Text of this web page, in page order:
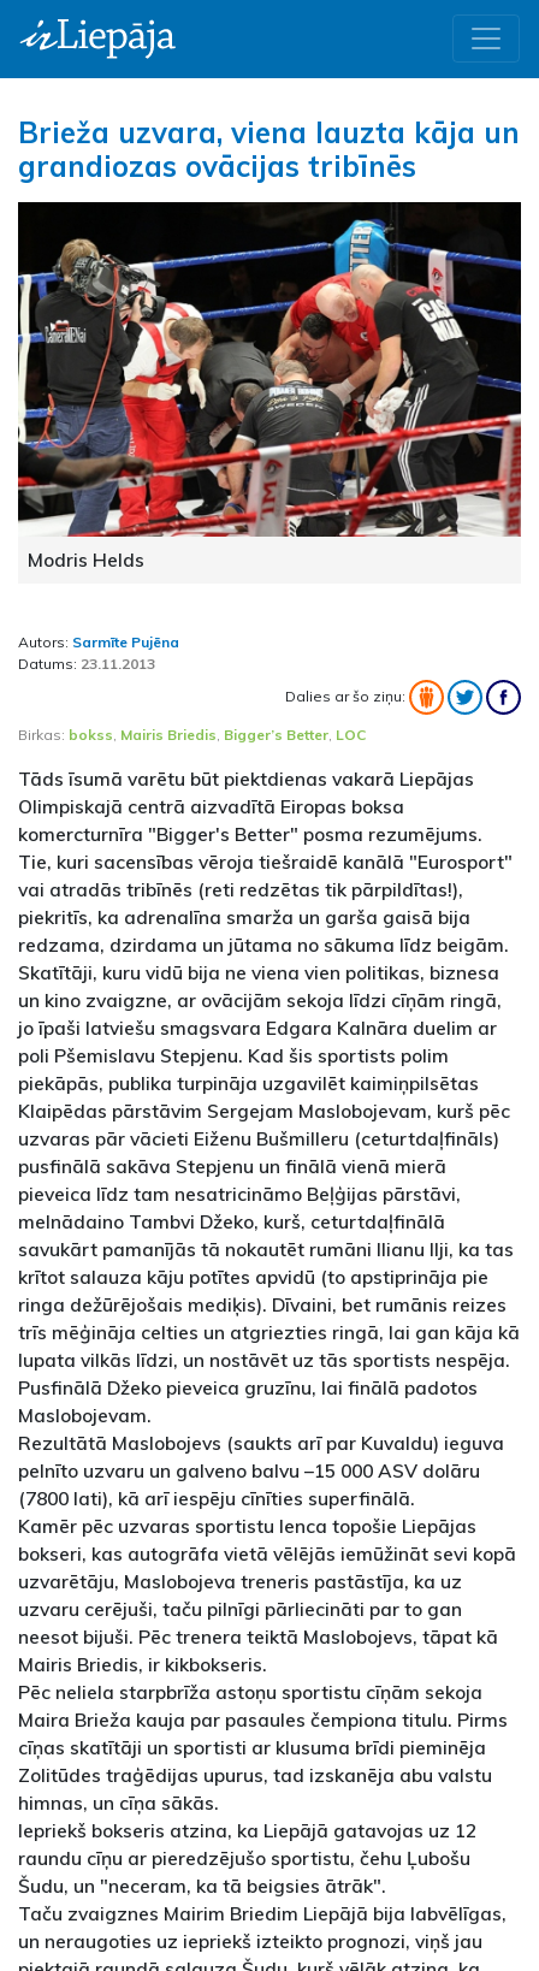
Brieža uzvara, viena lauzta kāja un
grandiozas ovācijas tribīnēs
Modris Helds
Autors: Sarmīte Pujēna
Datums: 23.11.2013
Dalies ar šo ziņu:
Birkas: bokss Mairis Briedis Bigger’s Better LOC
Tāds īsumā varētu būt piektdienas vakarā Liepājas
Olimpiskajā centrā aizvadītā Eiropas boksa
komercturnīra "Bigger's Better" posma rezumējums.
Tie, kuri sacensības vēroja tiešraidē kanālā "Eurosport"
vai atradās tribīnēs (reti redzētas tik pārpildītas!),
piekritīs, ka adrenalīna smarža un garša gaisā bija
redzama, dzirdama un jūtama no sākuma līdz beigām.
Skatītāji, kuru vidū bija ne viena vien politikas, biznesa
un kino zvaigzne, ar ovācijām sekoja līdzi cīņām ringā,
jo īpaši latviešu smagsvara Edgara Kalnāra duelim ar
poli Pšemislavu Stepjenu. Kad šis sportists polim
piekāpās, publika turpināja uzgavilēt kaimiņpilsētas
Klaipēdas pārstāvim Sergejam Maslobojevam, kurš pēc
uzvaras pār vācieti Eiženu Bušmilleru (ceturtdaļfināls)
pusfinālā sakāva Stepjenu un finālā vienā mierā
pieveica līdz tam nesatricināmo Beļģijas pārstāvi,
melnādaino Tambvi Džeko, kurš, ceturtdaļfinālā
savukārt pamanījās tā nokautēt rumāni Ilianu Ilji, ka tas
krītot salauza kāju potītes apvidū (to apstiprināja pie
ringa dežūrējošais mediķis). Dīvaini, bet rumānis reizes
trīs mēģināja celties un atgriezties ringā, lai gan kāja kā
lupata vilkās līdzi, un nostāvēt uz tās sportists nespēja.
Pusfinālā Džeko pieveica gruzīnu, lai finālā padotos
Maslobojevam.
Rezultātā Maslobojevs (saukts arī par Kuvaldu) ieguva
pelnīto uzvaru un galveno balvu –15 000 ASV dolāru
(7800 lati), kā arī iespēju cīnīties superfinālā.
Kamēr pēc uzvaras sportistu lenca topošie Liepājas
bokseri, kas autogrāfa vietā vēlējās iemūžināt sevi kopā
uzvarētāju, Maslobojeva treneris pastāstīja, ka uz
uzvaru cerējuši, taču pilnīgi pārliecināti par to gan
neesot bijuši. Pēc trenera teiktā Maslobojevs, tāpat kā
Mairis Briedis, ir kikbokseris.
Pēc neliela starpbrīža astoņu sportistu cīņām sekoja
Maira Brieža kauja par pasaules čempiona titulu. Pirms
cīņas skatītāji un sportisti ar klusuma brīdi pieminēja
Zolitūdes traģēdijas upurus, tad izskanēja abu valstu
himnas, un cīņa sākās.
Iepriekš bokseris atzina, ka Liepājā gatavojas uz 12
raundu cīņu ar pieredzējušo sportistu, čehu Ļubošu
Šudu, un "neceram, ka tā beigsies ātrāk".
Taču zvaigznes Mairim Briedim Liepājā bija labvēlīgas,
un neraugoties uz iepriekš izteikto prognozi, viņš jau